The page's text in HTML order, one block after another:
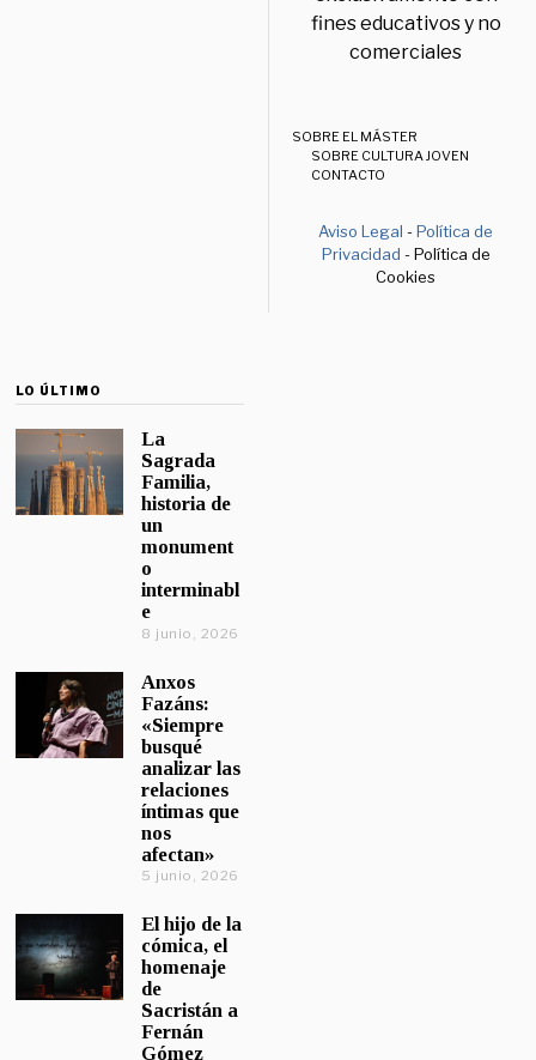
fines educativos y no
comerciales
SOBRE EL MÁSTER
SOBRE CULTURA JOVEN
CONTACTO
Aviso Legal -Política de
Privacidad - Política de
Cookies
LO ÚLTIMO
La
Sagrada
Familia,
historia de
un
monument
o
interminabl
e
8 junio, 2026
Anxos
Fazáns:
«Siempre
busqué
analizar las
relaciones
íntimas que
nos
afectan»
5 junio, 2026
El hijo de la
cómica, el
homenaje
de
Sacristán a
Fernán
Gómez